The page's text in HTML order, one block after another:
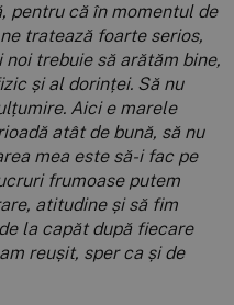
pentru că în momentul de
tratează foarte serios,
trebuie să arătăm bine,
și al dorinței. Să nu
Aici e marele
atât de bună, să nu
mea este să-i fac pe
frumoase putem
atitudine și să fim
la capăt după fiecare
reușit, sper ca și de